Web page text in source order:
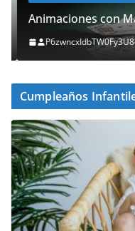
Animaciones con
Cumpleaños